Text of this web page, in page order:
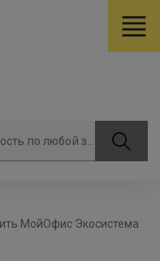
МойОфис Экосистема